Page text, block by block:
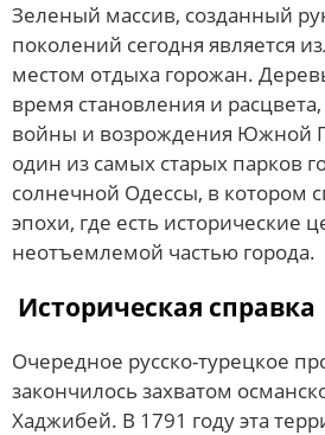
Зеленый массив, созданный
поколений сегодня является
местом отдыха горожан.
время становления и
войны и возрождения Южной
один из самых старых парков
солнечной Одессы, в котором
эпохи, где есть исторические
неотъемлемой частью города.
Историческая справка
Очередное русско-турецкое
закончилось захватом
Хаджибей. В 1791 году эта